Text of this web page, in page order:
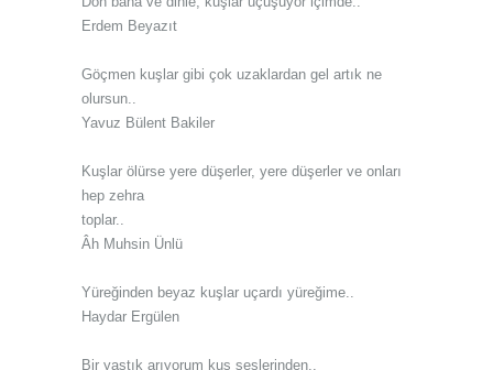
Erdem Beyazıt
Göçmen kuşlar gibi çok uzaklardan gel artık ne
olursun..
Yavuz Bülent Bakiler
Kuşlar ölürse yere düşerler, yere düşerler ve onları
hep zehra
toplar..
Âh Muhsin Ünlü
Yüreğinden beyaz kuşlar uçardı yüreğime..
Haydar Ergülen
Bir yastık arıyorum kuş seslerinden..